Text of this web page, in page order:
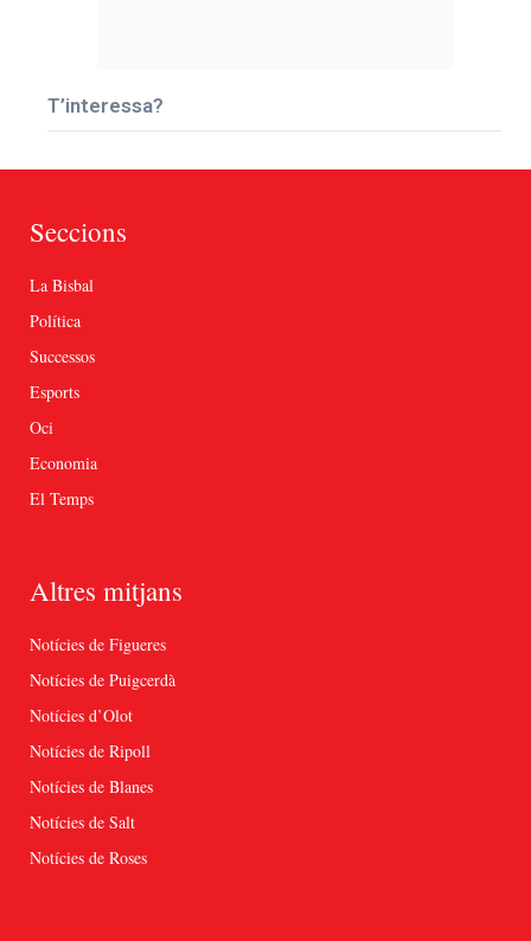
T’interessa?
Seccions
La Bisbal
Política
Successos
Esports
Oci
Economia
El Temps
Altres mitjans
Notícies de Figueres
Notícies de Puigcerdà
Notícies d’Olot
Notícies de Ripoll
Notícies de Blanes
Notícies de Salt
Notícies de Roses